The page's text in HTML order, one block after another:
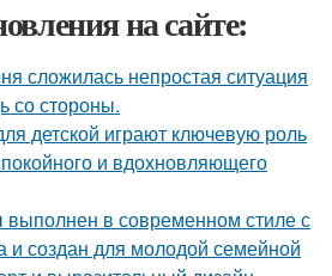
на сайте:
сложилась непростая ситуация
со стороны.
детской играют ключевую роль
и вдохновляющего
выполнен в современном стиле с
создан для молодой семейной